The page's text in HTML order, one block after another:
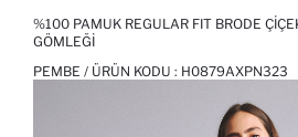
%100 PAMUK REGULAR FIT BRODE
GÖMLEĞI
PEMBE / ÜRÜN KODU : H0879AXPN323